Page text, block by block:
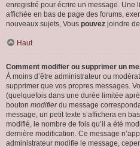
enregistré pour écrire un message. Une
affichée en bas de page des forums,
nouveaux sujets, Vous pouvez joindre
Haut
Comment modifier ou supprimer un
À moins d’être administrateur ou
supprimer que vos propres messages.
(quelquefois dans une durée limitée
bouton modifierdu message
message, un petit texte s’affichera en
modifié, le nombre de fois qu’il a été
dernière modification. Ce message
administrateur modifie le message,